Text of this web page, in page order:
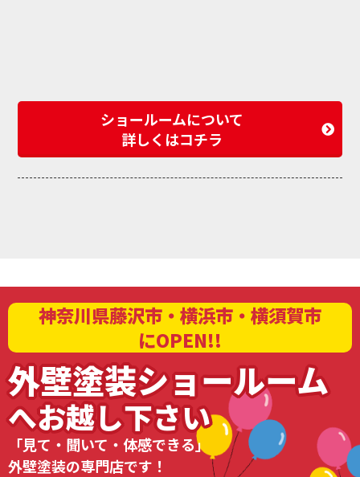
ショールームについて
詳しくはコチラ
神奈川県藤沢市・横浜市・横須賀市
にOPEN!!
外壁塗装ショールーム
へお越し下さい
「見て・聞いて・体感できる」
外壁塗装の専門店です！